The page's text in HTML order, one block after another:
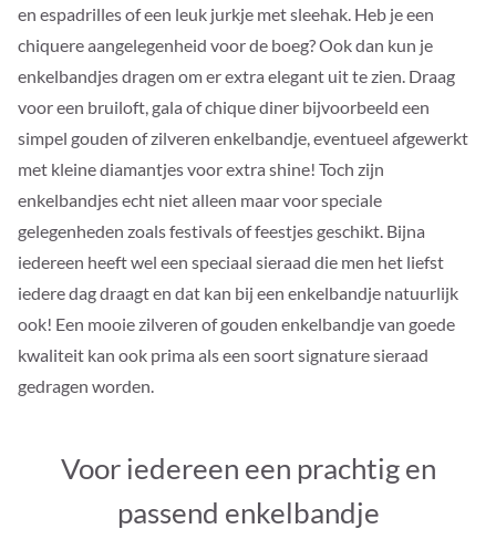
en espadrilles of een leuk jurkje met sleehak. Heb je een
chiquere aangelegenheid voor de boeg? Ook dan kun je
enkelbandjes dragen om er extra elegant uit te zien. Draag
voor een bruiloft, gala of chique diner bijvoorbeeld een
simpel gouden of zilveren enkelbandje, eventueel afgewerkt
met kleine diamantjes voor extra shine! Toch zijn
enkelbandjes echt niet alleen maar voor speciale
gelegenheden zoals festivals of feestjes geschikt. Bijna
iedereen heeft wel een speciaal sieraad die men het liefst
iedere dag draagt en dat kan bij een enkelbandje natuurlijk
ook! Een mooie zilveren of gouden enkelbandje van goede
kwaliteit kan ook prima als een soort signature sieraad
gedragen worden.
Voor iedereen een prachtig en
passend enkelbandje